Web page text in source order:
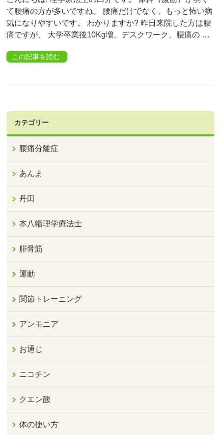
て腰痛の方が多いですね。 腰痛だけでなく、もっと怖い病
気になりやすいです。 わかりますか? 昨日来院した方は腰
痛ですが、 大学卒業後10Kg増、デスクワーク、腰痛の …
この記事を読む
カテゴリー
腰痛分離症
あんま
丹田
本八幡理学療法士
腓骨筋
運動
関節トレーニング
アンモニア
お通じ
ニコチン
クエン酸
体の使い方